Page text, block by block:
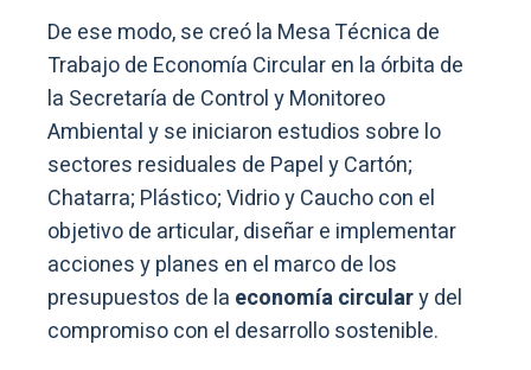
De ese modo, se creó la Mesa Técnica de
Trabajo de Economía Circular en la órbita de
la Secretaría de Control y Monitoreo
Ambiental y se iniciaron estudios sobre lo
sectores residuales de Papel y Cartón;
Chatarra; Plástico; Vidrio y Caucho con el
objetivo de articular, diseñar e implementar
acciones y planes en el marco de los
presupuestos de la economía circulary del
compromiso con el desarrollo sostenible.